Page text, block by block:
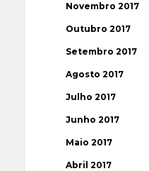
Novembro 2017
Outubro 2017
Setembro 2017
Agosto 2017
Julho 2017
Junho 2017
Maio 2017
Abril 2017